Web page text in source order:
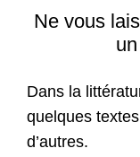
Ne vous
Dans la
quelques
d’autres.